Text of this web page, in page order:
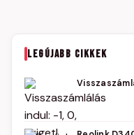
LEGÚJABB CIKKEK